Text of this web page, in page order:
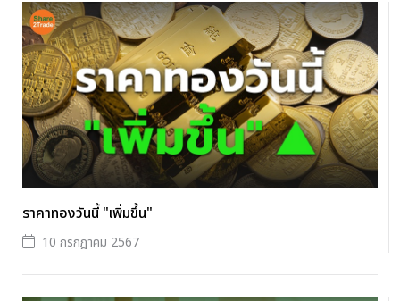
ราคาทองวันนี้ "เพิ่มขึ้น"
10 กรกฎาคม 2567